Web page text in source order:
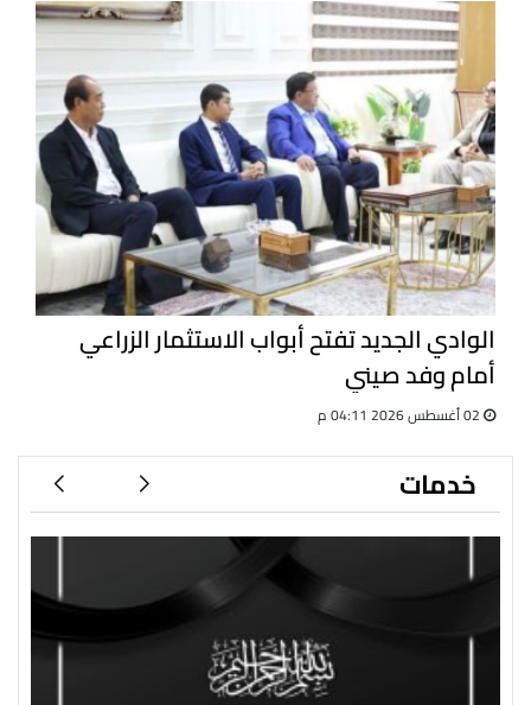
الوادي الجديد تفتح أبواب الاستثمار الزراعي
أمام وفد صيني
خدمات